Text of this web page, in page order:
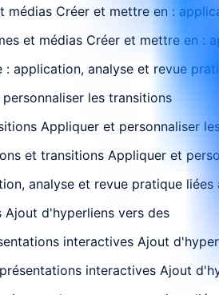
Créer et mettre en :
et médias Créer et mettre en
application, analyse et revue
les transitions
Appliquer et personnaliser
et transitions Appliquer et
analyse et revue pratique liées
d'hyperliens vers des
interactives Ajout
interactives Ajout